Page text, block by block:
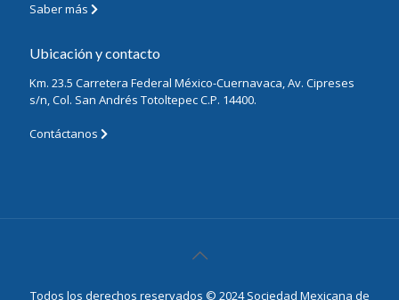
Saber más
Ubicación y contacto
Km. 23.5 Carretera Federal México-Cuernavaca, Av. Cipreses
s/n, Col. San Andrés Totoltepec C.P. 14400.
Contáctanos
Todos los derechos reservados © 2024 Sociedad Mexicana de